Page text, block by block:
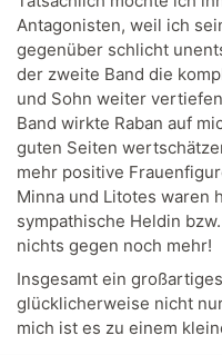
Antagonisten, weil ich
gegenüber schlicht
der zweite Band die
und Sohn weiter
Band wirkte Raban auf
guten Seiten
mehr positive
Minna und Litotes waren
sympathische Heldin
nichts gegen noch mehr!
Insgesamt ein
glücklicherweise nicht
mich ist es zu einem